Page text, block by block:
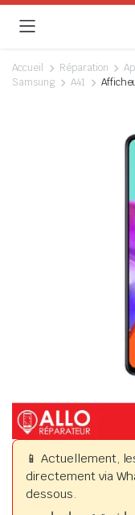
Accueil Réparation
Samsung
A41
📱 Actuellement,
directement via
dessous.